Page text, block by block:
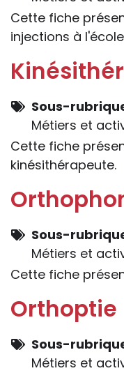
Cette fiche
injections à
Sous-
Métiers et
Cette fiche
kinésithérapeute.
Sous-
Métiers et
Cette fiche
Orthoptie
Sous-
Métiers et